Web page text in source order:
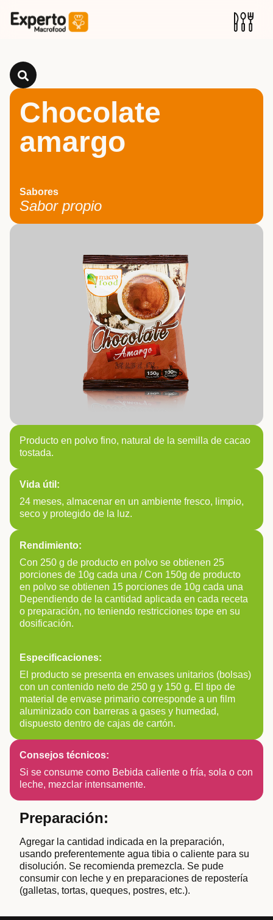
Chocolate
amargo
Sabores
Sabor propio
Producto en polvo fino, natural de la semilla de cacao
tostada.
Vida útil:
24 meses, almacenar en un ambiente fresco, limpio,
seco y protegido de la luz.
Rendimiento:
Con 250 g de producto en polvo se obtienen 25
porciones de 10g cada una / Con 150g de producto
en polvo se obtienen 15 porciones de 10g cada una
Dependiendo de la cantidad aplicada en cada receta
o preparación, no teniendo restricciones tope en su
dosificación.
Especificaciones:
El producto se presenta en envases unitarios (bolsas)
con un contenido neto de 250 g y 150 g. El tipo de
material de envase primario corresponde a un film
aluminizado con barreras a gases y humedad,
dispuesto dentro de cajas de cartón.
Consejos técnicos:
Si se consume como Bebida caliente o fría, sola o con
leche, mezclar intensamente.
Preparación:
Agregar la cantidad indicada en la preparación,
usando preferentemente agua tibia o caliente para su
disolución. Se recomienda premezcla. Se pude
consumir con leche y en preparaciones de repostería
(galletas, tortas, queques, postres, etc.).